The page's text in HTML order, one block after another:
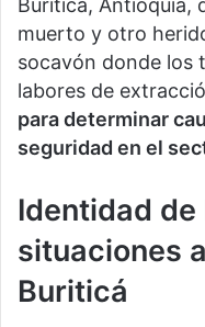
Buriticá, Antioquia,
muerto y otro
socavón donde los
labores de
para determinar
seguridad en el
Identidad
situaciones
Buriticá